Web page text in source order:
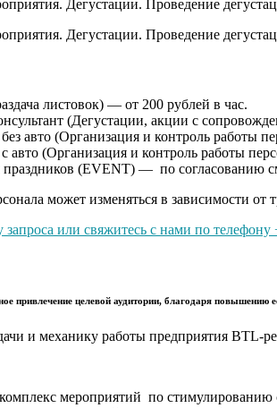
листовок) — от 200 рублей в час.
(Дегустации, акции с
авто (Организация и контроль работы
авто (Организация и контроль работы
праздников (EVENT) — по согласованию
может изменяться в зависимости
запроса или свяжитесь с нами по
привлечение целевой аудитории, благодаря
и механику работы предприятия BTL-
мероприятий по стимулированию